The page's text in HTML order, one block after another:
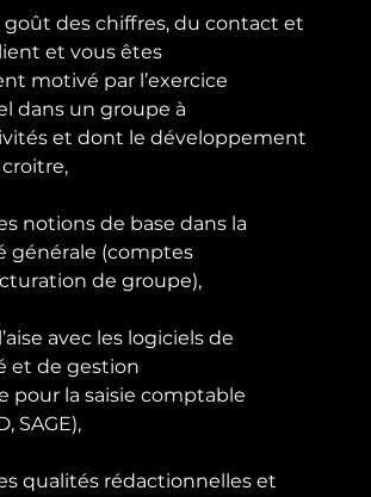
goût des chiffres, du contact et
et vous êtes
motivé par l’exercice
dans un groupe à
et dont le développement
notions de base dans la
générale (comptes
de groupe),
avec les logiciels de
et de gestion
pour la saisie comptable
SAGE),
qualités rédactionnelles et